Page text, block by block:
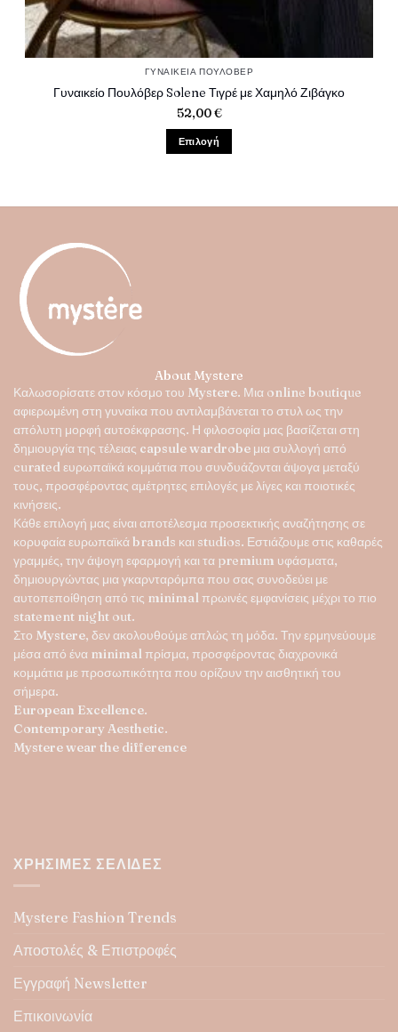
ΓΥΝΑΙΚΕΊΑ ΠΟΥΛΌΒΕΡ
Γυναικείο Πουλόβερ Solene Τιγρέ με Χαμηλό Ζιβάγκο
52,00€
Επιλογή
σελίδα
του
προϊόντος
About Mystere
Καλωσορίσατε στον κόσμο του Mystere. Μια online boutique
αφιερωμένη στη γυναίκα που αντιλαμβάνεται το στυλ ως την
απόλυτη μορφή αυτοέκφρασης. Η φιλοσοφία μας βασίζεται στη
δημιουργία της τέλειας capsule wardrobe μια συλλογή από
curated ευρωπαϊκά κομμάτια που συνδυάζονται άψογα μεταξύ
τους, προσφέροντας αμέτρητες επιλογές με λίγες και ποιοτικές
κινήσεις.
Κάθε επιλογή μας είναι αποτέλεσμα προσεκτικής αναζήτησης σε
κορυφαία ευρωπαϊκά brands και studios. Εστιάζουμε στις καθαρές
γραμμές, την άψογη εφαρμογή και τα premium υφάσματα,
δημιουργώντας μια γκαρνταρόμπα που σας συνοδεύει με
αυτοπεποίθηση από τις minimal πρωινές εμφανίσεις μέχρι το πιο
statement night out.
Στο Mystere, δεν ακολουθούμε απλώς τη μόδα. Την ερμηνεύουμε
μέσα από ένα minimal πρίσμα, προσφέροντας διαχρονικά
κομμάτια με προσωπικότητα που ορίζουν την αισθητική του
σήμερα.
European Excellence.
Contemporary Aesthetic.
Mystere wear the difference
ΧΡΉΣΙΜΕΣ ΣΕΛΊΔΕΣ
Mystere Fashion Trends
Αποστολές & Επιστροφές
Εγγραφή Newsletter
Επικοινωνία